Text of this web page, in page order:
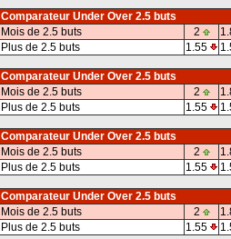
Comparateur Under Over 2.5 buts
Mois de 2.5 buts
2
Plus de 2.5 buts
1.55
Comparateur Under Over 2.5 buts
Mois de 2.5 buts
2
Plus de 2.5 buts
1.55
Comparateur Under Over 2.5 buts
Mois de 2.5 buts
2
Plus de 2.5 buts
1.55
Comparateur Under Over 2.5 buts
Mois de 2.5 buts
2
Plus de 2.5 buts
1.55